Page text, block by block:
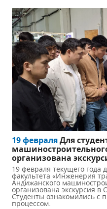
19 февраляДля
организована
19 февраля текущего года
факультета «Инженерия
Андижанского
организована экскурсия
Студенты ознакомились с
процессом.